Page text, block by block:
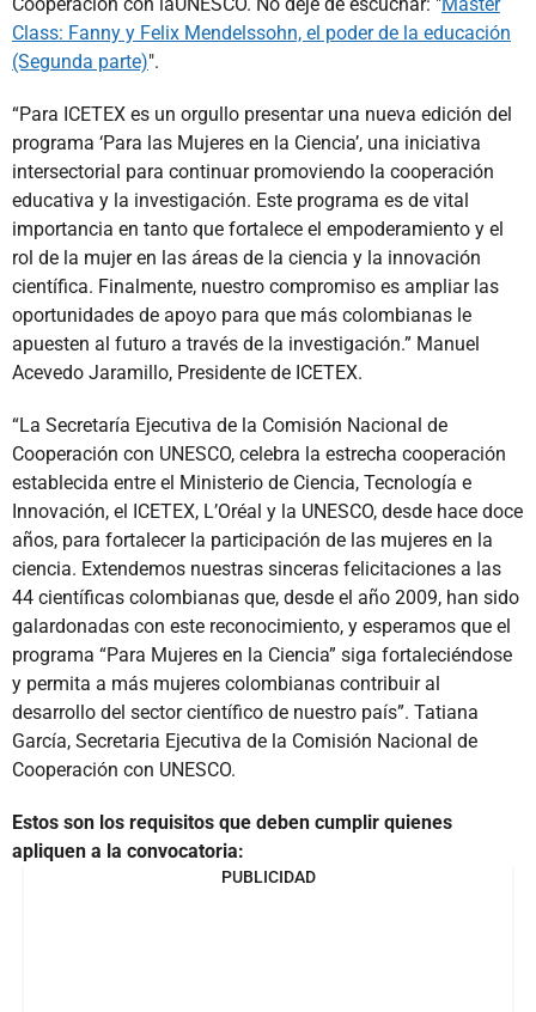
Class: Fanny y Felix Mendelssohn, el poder de la educación
(Segunda parte)".
“Para ICETEX es un orgullo presentar una nueva edición del
programa ‘Para las Mujeres en la Ciencia’, una iniciativa
intersectorial para continuar promoviendo la cooperación
educativa y la investigación. Este programa es de vital
importancia en tanto que fortalece el empoderamiento y el
rol de la mujer en las áreas de la ciencia y la innovación
científica. Finalmente, nuestro compromiso es ampliar las
oportunidades de apoyo para que más colombianas le
apuesten al futuro a través de la investigación.” Manuel
Acevedo Jaramillo, Presidente de ICETEX.
“La Secretaría Ejecutiva de la Comisión Nacional de
Cooperación con UNESCO, celebra la estrecha cooperación
establecida entre el Ministerio de Ciencia, Tecnología e
Innovación, el ICETEX, L’Oréal y la UNESCO, desde hace doce
años, para fortalecer la participación de las mujeres en la
ciencia. Extendemos nuestras sinceras felicitaciones a las
44 científicas colombianas que, desde el año 2009, han sido
galardonadas con este reconocimiento, y esperamos que el
programa “Para Mujeres en la Ciencia” siga fortaleciéndose
y permita a más mujeres colombianas contribuir al
desarrollo del sector científico de nuestro país”. Tatiana
García, Secretaria Ejecutiva de la Comisión Nacional de
Cooperación con UNESCO.
Estos son los requisitos que deben cumplir quienes
apliquen a la convocatoria:
PUBLICIDAD